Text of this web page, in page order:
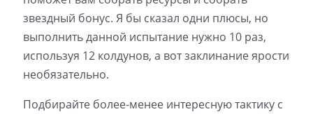
звездный бонус. Я бы сказал одни плюсы, но
выполнить данной испытание нужно 10 раз,
используя 12 колдунов, а вот заклинание ярости
необязательно.
Подбирайте более-менее интересную тактику с